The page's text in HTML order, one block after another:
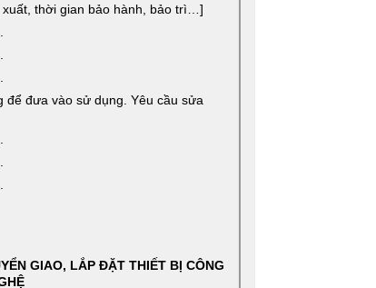
xuất, thời gian bảo hành, bảo trì…]
để đưa vào sử dụng. Yêu cầu sửa
GIAO, LẮP ĐẶT THIẾT BỊ CÔNG